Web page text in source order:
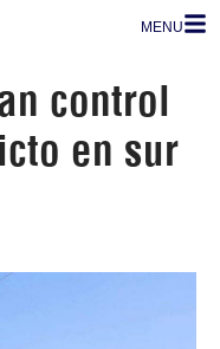
MENU
control
en sur